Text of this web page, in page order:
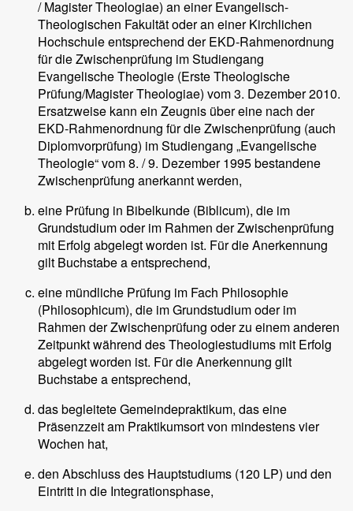
/ Magister Theologiae) an einer Evangelisch-
Theologischen Fakultät oder an einer Kirchlichen
Hochschule entsprechend der EKD-Rahmenordnung
für die Zwischenprüfung im Studiengang
Evangelische Theologie (Erste Theologische
Prüfung/Magister Theologiae) vom 3. Dezember 2010.
Ersatzweise kann ein Zeugnis über eine nach der
EKD-Rahmenordnung für die Zwischenprüfung (auch
Diplomvorprüfung) im Studiengang „Evangelische
Theologie“ vom 8. / 9. Dezember 1995 bestandene
Zwischenprüfung anerkannt werden,
eine Prüfung in Bibelkunde (Biblicum), die im
Grundstudium oder im Rahmen der Zwischenprüfung
mit Erfolg abgelegt worden ist. Für die Anerkennung
gilt Buchstabe a entsprechend,
eine mündliche Prüfung im Fach Philosophie
(Philosophicum), die im Grundstudium oder im
Rahmen der Zwischenprüfung oder zu einem anderen
Zeitpunkt während des Theologiestudiums mit Erfolg
abgelegt worden ist. Für die Anerkennung gilt
Buchstabe a entsprechend,
das begleitete Gemeindepraktikum, das eine
Präsenzzeit am Praktikumsort von mindestens vier
Wochen hat,
den Abschluss des Hauptstudiums (120 LP) und den
Eintritt in die Integrationsphase,